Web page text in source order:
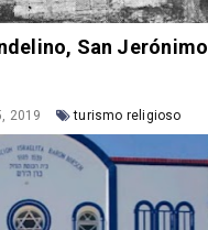
San Jerónimo
2019 turismo religioso